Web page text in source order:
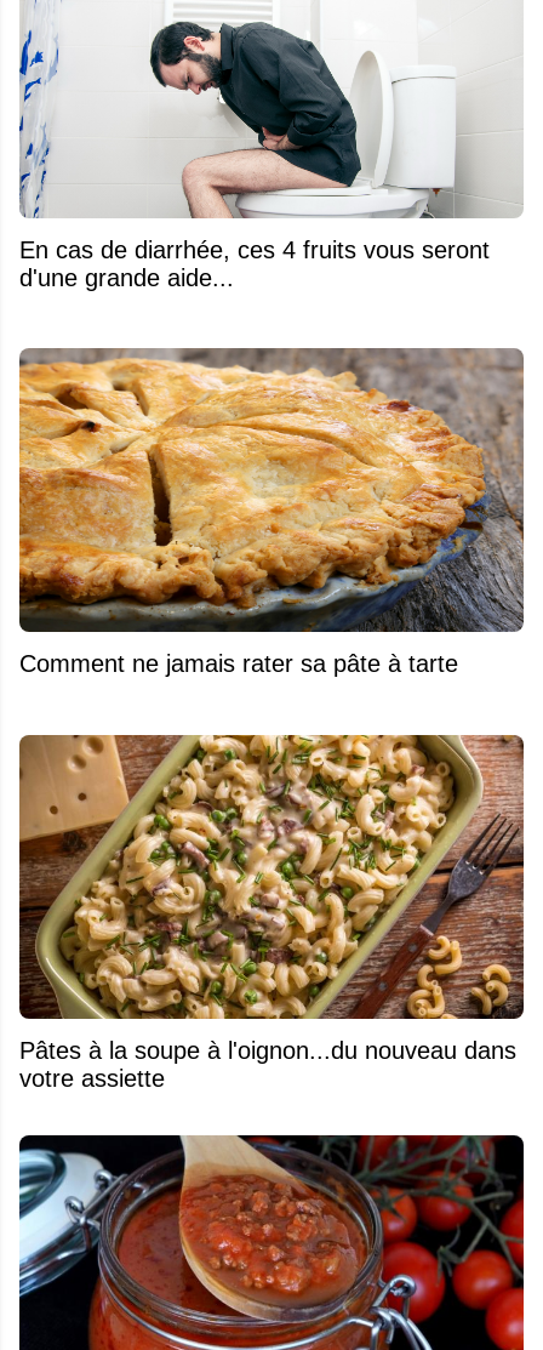
En cas de diarrhée, ces 4 fruits vous seront
d'une grande aide...
Comment ne jamais rater sa pâte à tarte
Pâtes à la soupe à l'oignon...du nouveau dans
votre assiette